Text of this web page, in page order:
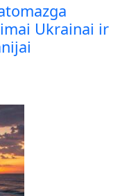
Ukrainai ir